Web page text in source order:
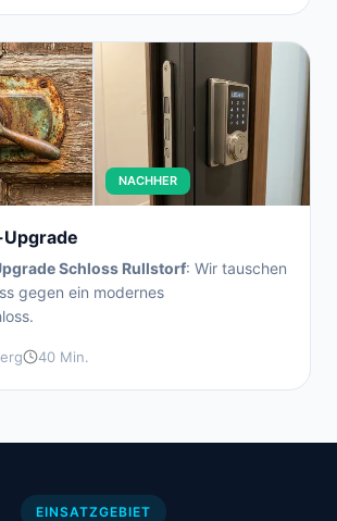
NACHHER
Schloss Rullstorf: Wir tauschen
gegen ein modernes
40 Min.
EINSATZGEBIET